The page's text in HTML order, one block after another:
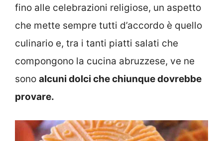
fino alle celebrazioni religiose, un aspetto
che mette sempre tutti d’accordo è quello
culinario e, tra i tanti piatti salati che
compongono la cucina abruzzese, ve ne
sono alcuni dolci che chiunque dovrebbe
provare.